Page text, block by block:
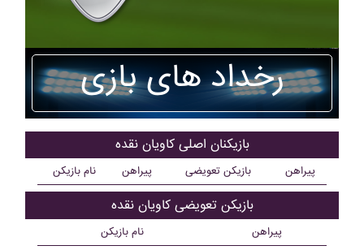
رخداد های بازی
بازیکنان اصلی کاويان نقده
نام بازیکن پیراهن بازیکن تعویضی پیراهن
بازیکن تعویضی کاويان نقده
نام بازیکن پیراهن